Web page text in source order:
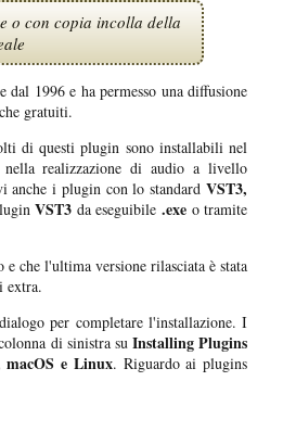
o con copia incolla della
dal 1996 e ha permesso una diffusione
gratuiti.
di questi plugin sono installabili nel
realizzazione di audio a livello
anche i plugin con lo standard VST3,
VST3 da eseguibile .exeo tramite
che l'ultima versione rilasciata è stata
extra.
per completare l'installazione. I
di sinistra su Installing Plugins
macOS e Linux. Riguardo ai plugins